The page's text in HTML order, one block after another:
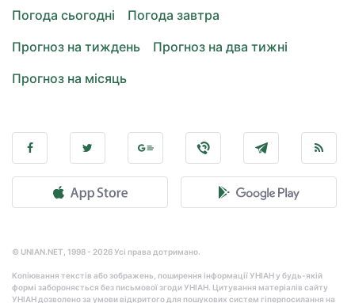
Погода сьогодні
Погода завтра
Прогноз на тиждень
Прогноз на два тижні
Прогноз на місяць
© UNIAN.NET, 1998 - 2026 Усі права дотримано.
Копіювання текстів або зображень, поширення інформації УНІАН у будь-якій
формі забороняється без письмової згоди УНІАН. Цитування матеріалів сайту
УНІАН дозволено за умови відкритого для пошукових систем гіперпосилання на